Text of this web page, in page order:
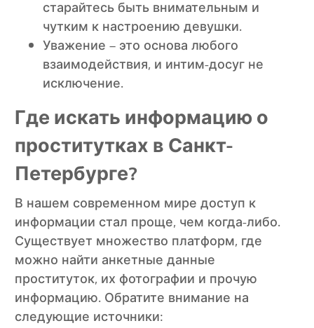
старайтесь быть внимательным и
чутким к настроению девушки.
Уважение – это основа любого
взаимодействия, и интим-досуг не
исключение.
Где искать информацию о
проститутках в Санкт-
Петербурге?
В нашем современном мире доступ к
информации стал проще, чем когда-либо.
Существует множество платформ, где
можно найти анкетные данные
проституток, их фотографии и прочую
информацию. Обратите внимание на
следующие источники: